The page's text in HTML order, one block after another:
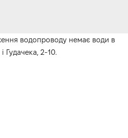
водопроводу немає води в
Гудачека, 2-10.